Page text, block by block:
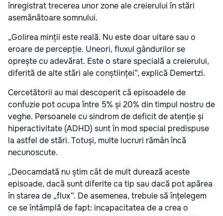
înregistrat trecerea unor zone ale creierului în stări
asemănătoare somnului.
„Golirea minții este reală. Nu este doar uitare sau o
eroare de percepție. Uneori, fluxul gândurilor se
oprește cu adevărat. Este o stare specială a creierului,
diferită de alte stări ale conștiinței”, explică Demertzi.
Cercetătorii au mai descoperit că episoadele de
confuzie pot ocupa între 5% și 20% din timpul nostru de
veghe. Persoanele cu sindrom de deficit de atenție și
hiperactivitate (ADHD) sunt în mod special predispuse
la astfel de stări. Totuși, multe lucruri rămân încă
necunoscute.
„Deocamdată nu știm cât de mult durează aceste
episoade, dacă sunt diferite ca tip sau dacă pot apărea
în starea de „flux”. De asemenea, trebuie să înțelegem
ce se întâmplă de fapt: incapacitatea de a crea o